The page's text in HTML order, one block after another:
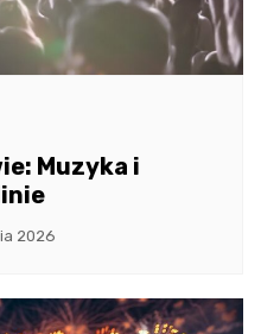
Muzyka i
2026